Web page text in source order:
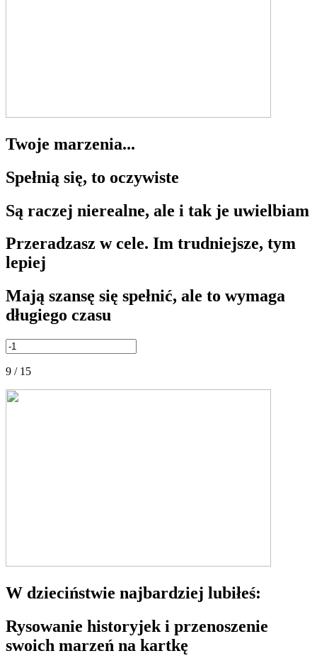
Twoje marzenia...
Spełnią się, to oczywiste
Są raczej nierealne, ale i tak je uwielbiam
Przeradzasz w cele. Im trudniejsze, tym
lepiej
Mają szansę się spełnić, ale to wymaga
długiego czasu
9 / 15
W dzieciństwie najbardziej lubiłeś:
Rysowanie historyjek i przenoszenie
swoich marzeń na kartkę